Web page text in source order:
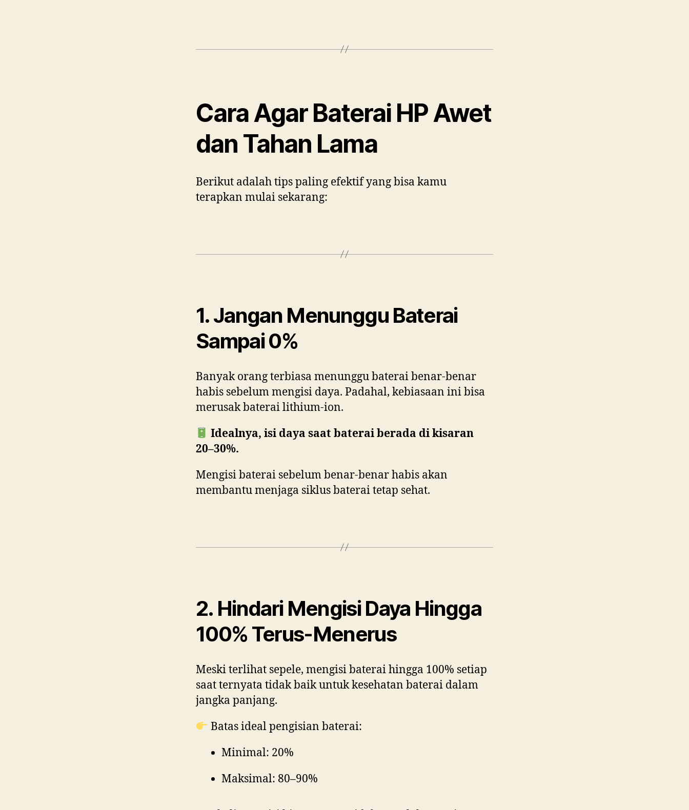
Cara Agar Baterai HP Awet
dan Tahan Lama
Berikut adalah tips paling efektif yang bisa kamu
terapkan mulai sekarang:
1. Jangan Menunggu Baterai
Sampai 0%
Banyak orang terbiasa menunggu baterai benar-benar
habis sebelum mengisi daya. Padahal, kebiasaan ini bisa
merusak baterai lithium-ion.
Idealnya, isi daya saat baterai berada di kisaran
20–30%.
Mengisi baterai sebelum benar-benar habis akan
membantu menjaga siklus baterai tetap sehat.
2. Hindari Mengisi Daya Hingga
100% Terus-Menerus
Meski terlihat sepele, mengisi baterai hingga 100% setiap
saat ternyata tidak baik untuk kesehatan baterai dalam
jangka panjang.
Batas ideal pengisian baterai:
Minimal: 20%
Maksimal: 80–90%